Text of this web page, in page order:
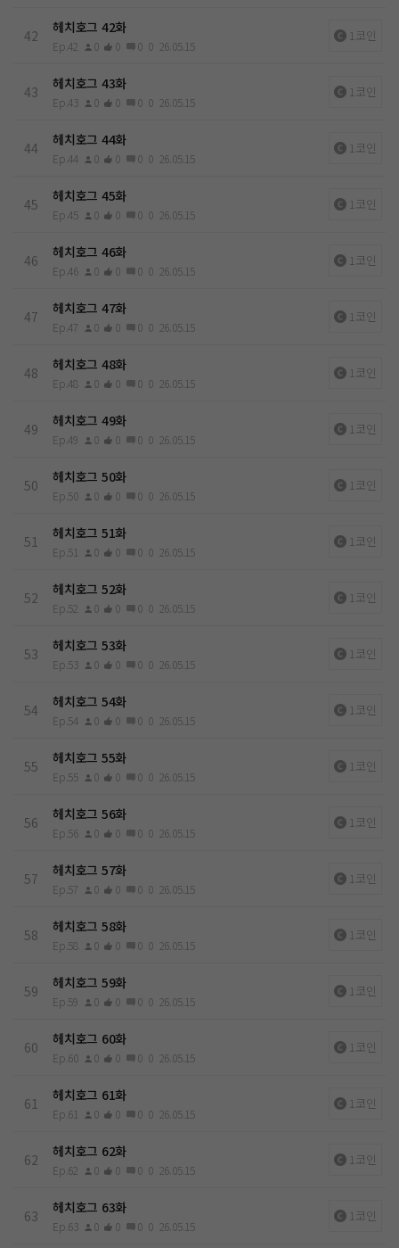
42 헤치호그 42화
Ep.42 0 0 0 0 26.05.15
1코인
43 헤치호그 43화
Ep.43 0 0 0 0 26.05.15
1코인
44 헤치호그 44화
Ep.44 0 0 0 0 26.05.15
1코인
45 헤치호그 45화
Ep.45 0 0 0 0 26.05.15
1코인
46 헤치호그 46화
Ep.46 0 0 0 0 26.05.15
1코인
47 헤치호그 47화
Ep.47 0 0 0 0 26.05.15
1코인
48 헤치호그 48화
Ep.48 0 0 0 0 26.05.15
1코인
49 헤치호그 49화
Ep.49 0 0 0 0 26.05.15
1코인
50 헤치호그 50화
Ep.50 0 0 0 0 26.05.15
1코인
51 헤치호그 51화
Ep.51 0 0 0 0 26.05.15
1코인
52 헤치호그 52화
Ep.52 0 0 0 0 26.05.15
1코인
53 헤치호그 53화
Ep.53 0 0 0 0 26.05.15
1코인
54 헤치호그 54화
Ep.54 0 0 0 0 26.05.15
1코인
55 헤치호그 55화
Ep.55 0 0 0 0 26.05.15
1코인
56 헤치호그 56화
Ep.56 0 0 0 0 26.05.15
1코인
57 헤치호그 57화
Ep.57 0 0 0 0 26.05.15
1코인
58 헤치호그 58화
Ep.58 0 0 0 0 26.05.15
1코인
59 헤치호그 59화
Ep.59 0 0 0 0 26.05.15
1코인
60 헤치호그 60화
Ep.60 0 0 0 0 26.05.15
1코인
61 헤치호그 61화
Ep.61 0 0 0 0 26.05.15
1코인
62 헤치호그 62화
Ep.62 0 0 0 0 26.05.15
1코인
63 헤치호그 63화
Ep.63 0 0 0 0 26.05.15
1코인